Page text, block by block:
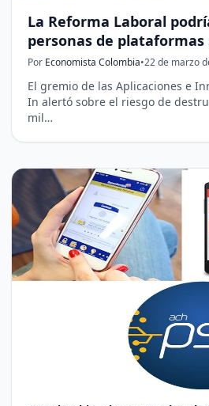
La Reforma Laboral
personas de
Por Economista Colombia•22 de marzo
El gremio de las Aplicaciones e
In alertó sobre el riesgo de
mil…